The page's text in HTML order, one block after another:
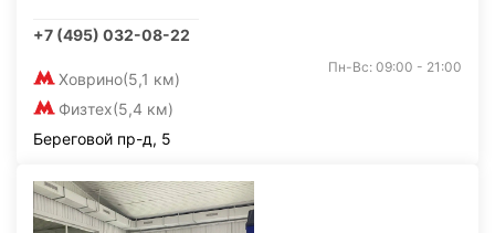
+7 (495) 032-08-22
Ховрино(5,1 км)
Физтех(5,4 км)
Пн-Вс: 09:00 - 21:00
Береговой пр-д, 5